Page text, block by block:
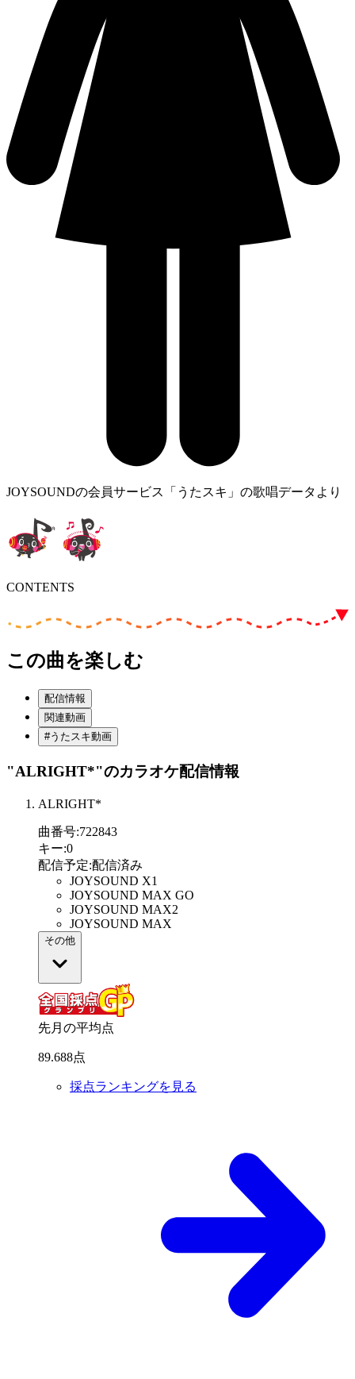
JOYSOUNDの会員サービス「うたスキ」の歌唱データより
CONTENTS
この曲を楽しむ
配信情報
関連動画
#うたスキ動画
"ALRIGHT*"のカラオケ配信情報
ALRIGHT*
曲番号:722843
キー:0
配信予定:配信済み
JOYSOUND X1
JOYSOUND MAX GO
JOYSOUND MAX2
JOYSOUND MAX
その他
先月の平均点
89.688点
採点ランキングを見る